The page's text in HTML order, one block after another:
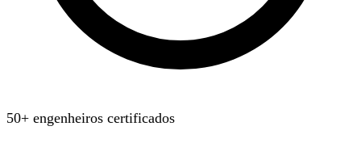
50+ engenheiros certificados